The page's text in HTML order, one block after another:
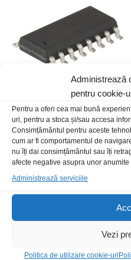
Administrează
pentru cookie-
Pentru a oferi cea mai bună
uri, pentru a stoca și/sau accesa
Consimțământul pentru aceste
cum ar fi comportamentul de
nu îți dai consimțământul sau îți
afecte negative asupra unor
Administrează serviciile
Vezi
Politica de utilizare cookie-uri
SN74HC139D-TI SMD
5,00lei/Buc